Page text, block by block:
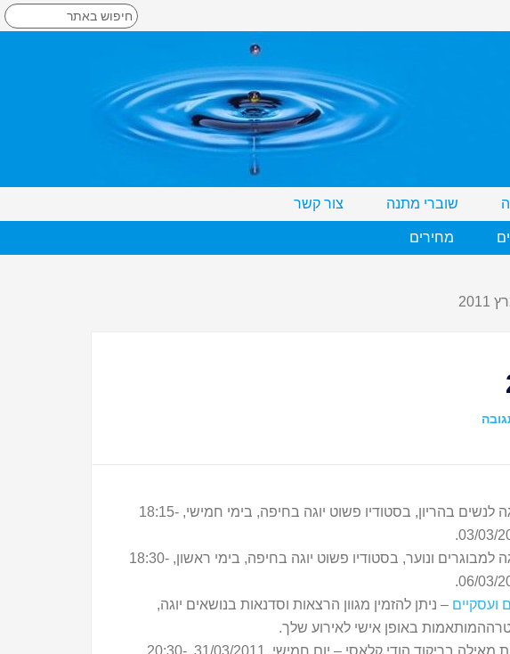
שוברי מתנה צור קשר
מחירים
* תפתח קבוצת תרגול חדשה של יוגה לנשים בהריון, בסטודיו פשוט יוגה בחיפה, בימי חמישי, 18:15-
* תפתח קבוצת תרגול חדשה של יוגה למבוגרים ונוער, בסטודיו פשוט יוגה בחיפה, בימי ראשון, 18:30-
ועסקיים – ניתן להזמין מגוון הרצאות וסדנאות בנושאים יוגה,
באופן אישי לאירוע שלך.
– הרקדנית מאילה בריקוד הודי קלאסי – יום חמישי, 31/03/2011, 20:30-